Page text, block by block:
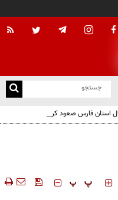
استان فارس صعود کرد
‍‍‍ پ پ